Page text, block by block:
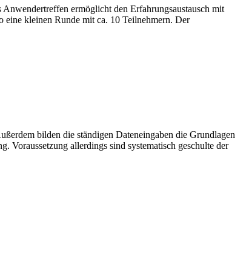
ermöglicht den Erfahrungsaustausch mit
kleinen Runde mit ca. 10 Teilnehmern. Der
bilden die ständigen Dateneingaben die Grundlagen
Voraussetzung allerdings sind systematisch geschulte der